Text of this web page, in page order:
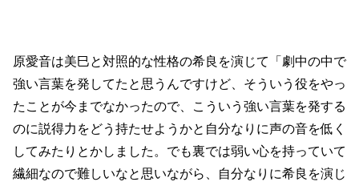
原愛音は美巳と対照的な性格の希良を演じて「劇中の中で
強い言葉を発してたと思うんですけど、そういう役をやっ
たことが今までなかったので、こういう強い言葉を発する
のに説得力をどう持たせようかと自分なりに声の音を低く
してみたりとかしました。でも裏では弱い心を持っていて
繊細なので難しいなと思いながら、自分なりに希良を演じ